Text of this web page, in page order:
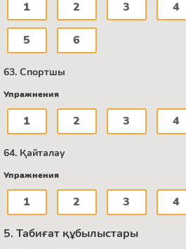
1 2 3 4
5 6
63. Спортшы
Упражнения
1 2 3 4
64. Қайталау
Упражнения
1 2 3 4
5. Табиғат құбылыстары